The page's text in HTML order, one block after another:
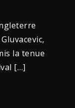
la tenue
[…]